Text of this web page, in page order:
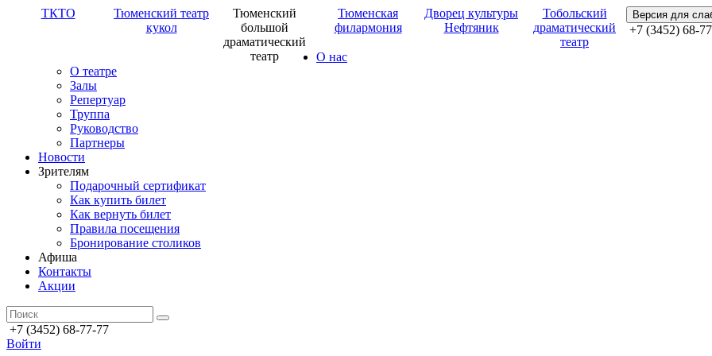
ТКТО
Тюменский театр
кукол
Тюменский
большой
драматический
театр
Тюменская
филармония
Дворец культуры
Нефтяник
Тобольский
драматический
театр
Версия для
+7 (3452) 68-
О нас
О театре
Залы
Репертуар
Труппа
Руководство
Партнеры
Новости
Зрителям
Подарочный сертификат
Как купить билет
Как вернуть билет
Правила посещения
Бронирование столиков
Афиша
Контакты
Акции
+7 (3452) 68-77-77
Войти